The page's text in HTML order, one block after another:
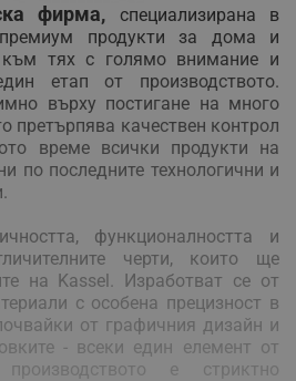
фирма, специализирана в
премиум продукти за дома и
към тях с голямо внимание и
етап от производството.
върху постигане на много
претърпява качествен контрол
време всички продукти на
по последните технологични и
функционалността и
черти, които ще
на Kassel. Изработват се от
с особена прецизност в
от графичния дизайн и
- всеки един елемент от
е стриктно